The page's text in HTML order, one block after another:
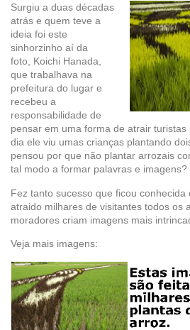
Surgiu a duas décadas
atrás e quem teve a
ideia foi este
sinhorzinho aí da
foto, Koichi Hanada,
que trabalhava na
prefeitura do lugar e
recebeu a
responsabilidade de
pensar em uma forma de atrair
dia ele viu umas crianças plantando
pensou por que não plantar arrozais
tal modo a formar palavras e imagens?
Fez tanto sucesso que ficou conhecida
atraido milhares de visitantes todos os
moradores criam imagens mais
Veja mais imagens: